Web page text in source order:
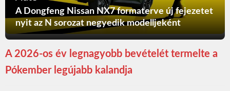
A Dongfeng Nissan NX7 formaterve új fejezetet
nyit az N sorozat negyedik modelljeként
A 2026-os év legnagyobb bevételét termelte a
Pókember legújabb kalandja